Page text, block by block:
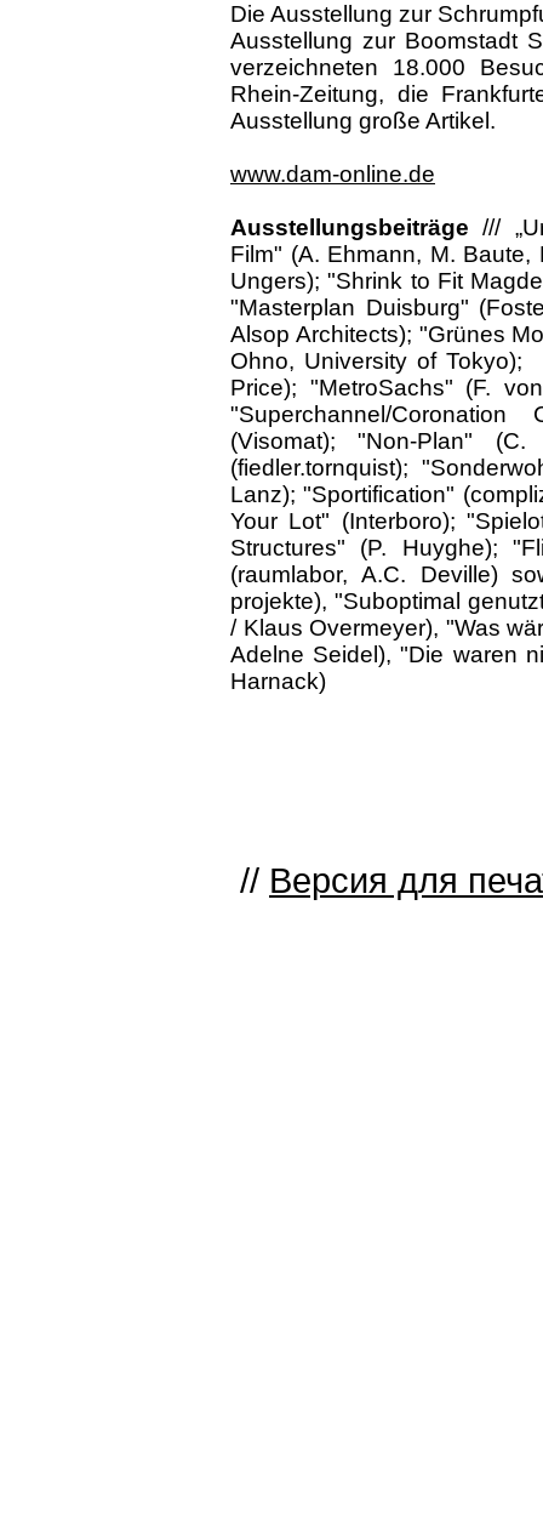
Die Ausstellung zur
Ausstellung zur Boomstadt
verzeichneten 18.000
Rhein-Zeitung, die
Ausstellung große Artikel.
www.dam-online.de
Ausstellungsbeiträge///
Film" (A. Ehmann, M.
Ungers); "Shrink to Fit
"Masterplan Duisburg"
Alsop Architects); "Grünes
Ohno, University of Tokyo);
Price); "MetroSachs" (F.
"Superchannel/
(Visomat); "Non-Plan"
(fiedler.tornquist);
Lanz); "Sportification"
Your Lot" (Interboro);
Structures" (P. Huyghe);
(raumlabor, A.C. Deville)
projekte), "Suboptimal
/ Klaus Overmeyer), "Was
Adelne Seidel), "Die waren
Harnack)
// Версия для